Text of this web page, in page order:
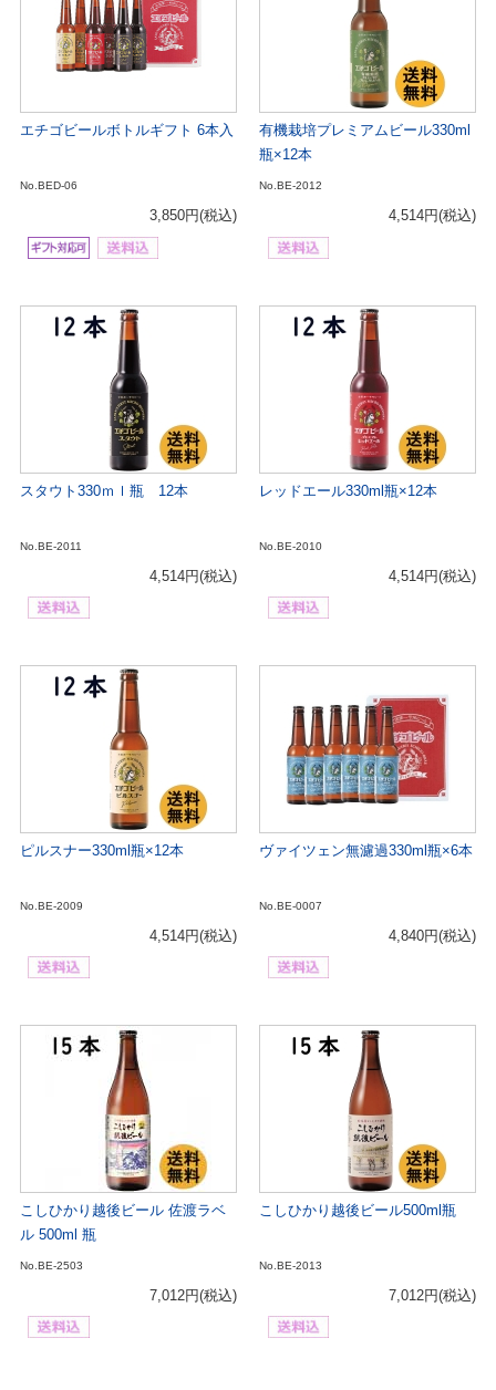
エチゴビールボトルギフト 6本入
No.BED-06
3,850円(税込)
有機栽培プレミアムビール330ml
瓶×12本
No.BE-2012
4,514円(税込)
スタウト330ｍｌ瓶 12本
No.BE-2011
4,514円(税込)
レッドエール330ml瓶×12本
No.BE-2010
4,514円(税込)
ピルスナー330ml瓶×12本
No.BE-2009
4,514円(税込)
ヴァイツェン無濾過330ml瓶×6本
No.BE-0007
4,840円(税込)
こしひかり越後ビール 佐渡ラベ
ル 500ml 瓶
No.BE-2503
7,012円(税込)
こしひかり越後ビール500ml瓶
No.BE-2013
7,012円(税込)